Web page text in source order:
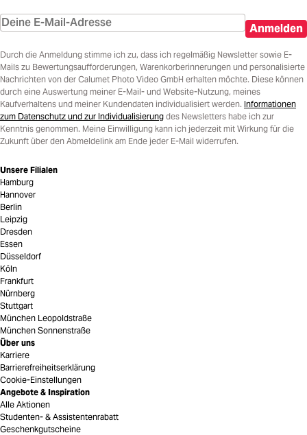
Anmelden
Durch die Anmeldung stimme ich zu, dass ich regelmäßig Newsletter sowie E-
Mails zu Bewertungsaufforderungen, Warenkorberinnerungen und personalisierte
Nachrichten von der Calumet Photo Video GmbH erhalten möchte. Diese können
durch eine Auswertung meiner E-Mail- und Website-Nutzung, meines
Kaufverhaltens und meiner Kundendaten individualisiert werden. Informationen
zum Datenschutz und zur Individualisierung des Newsletters habe ich zur
Kenntnis genommen. Meine Einwilligung kann ich jederzeit mit Wirkung für die
Zukunft über den Abmeldelink am Ende jeder E-Mail widerrufen.
Unsere Filialen
Hamburg
Hannover
Berlin
Leipzig
Dresden
Essen
Düsseldorf
Köln
Frankfurt
Nürnberg
Stuttgart
München Leopoldstraße
München Sonnenstraße
Über uns
Karriere
Barrierefreiheitserklärung
Cookie-Einstellungen
Angebote & Inspiration
Alle Aktionen
Studenten- & Assistentenrabatt
Geschenkgutscheine